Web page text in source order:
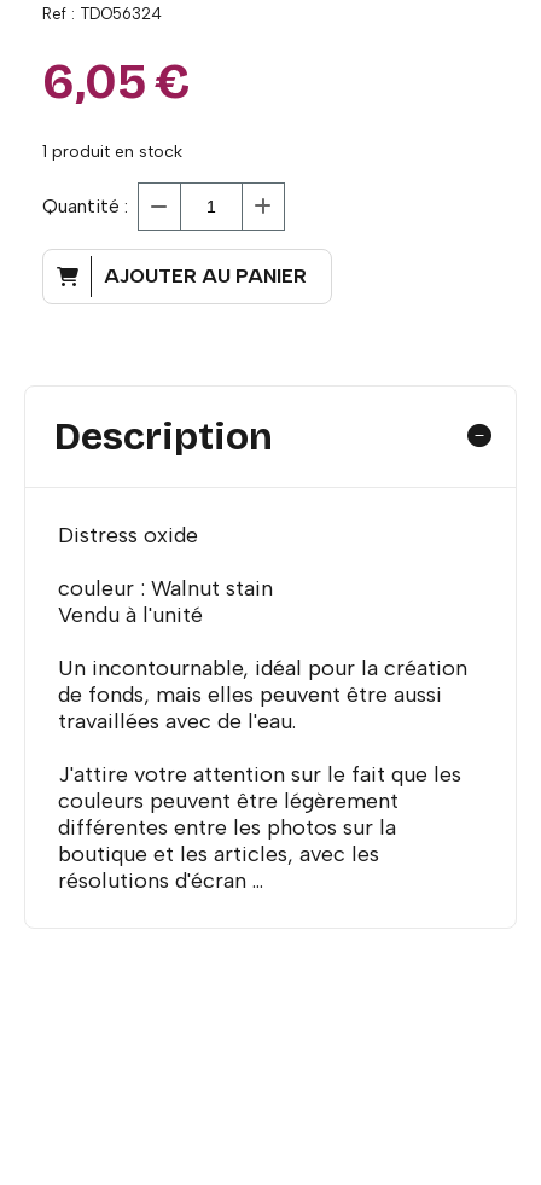
Ref : TDO56324
6,05€
1 produit en stock
Quantité :
AJOUTER AU PANIER
Description
Distress oxide
couleur : Walnut stain
Vendu à l'unité
Un incontournable, idéal pour la création
de fonds, mais elles peuvent être aussi
travaillées avec de l'eau.
J'attire votre attention sur le fait que les
couleurs peuvent être légèrement
différentes entre les photos sur la
boutique et les articles, avec les
résolutions d'écran ...